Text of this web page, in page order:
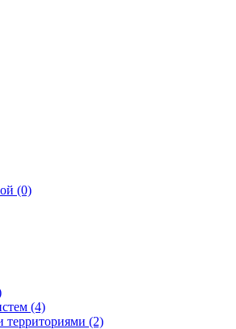
(0)
(4)
территориями (2)